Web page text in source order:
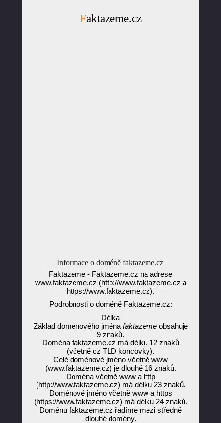
Faktazeme.cz
Informace o doméně faktazeme.cz
Faktazeme - Faktazeme.cz na adrese
www.faktazeme.cz (http://www.faktazeme.cz a
https://www.faktazeme.cz).
Podrobnosti o doméně Faktazeme.cz:
Délka
Základ doménového jména faktazemeobsahuje
9 znaků.
Doména faktazeme.cz má délku 12 znaků
(včetně cz TLD koncovky).
Celé doménové jméno včetně www
(www.faktazeme.cz) je dlouhé 16 znaků.
Doména včetně www a http
(http://www.faktazeme.cz) má délku 23 znaků.
Doménové jméno včetně www a https
(https://www.faktazeme.cz) má délku 24 znaků.
Doménu faktazeme.cz řadíme mezi středně
dlouhé domény.